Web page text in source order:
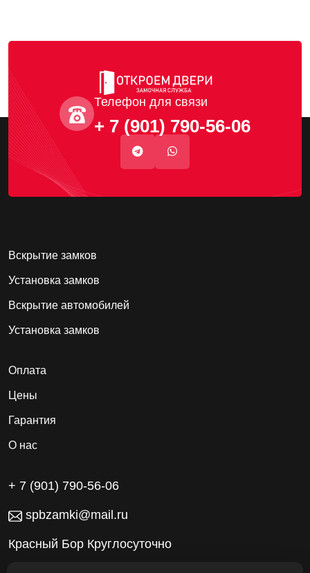
Телефон для связи
+ 7 (901) 790-56-06
Вскрытие замков
Установка замков
Вскрытие автомобилей
Установка замков
Оплата
Цены
Гарантия
О нас
+ 7 (901) 790-56-06
spbzamki@mail.ru
Красный Бор Круглосуточно